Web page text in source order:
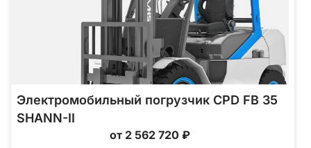
Электромобильный погрузчик CPD FB 35
SHANN-II
от 2 562 720 ₽